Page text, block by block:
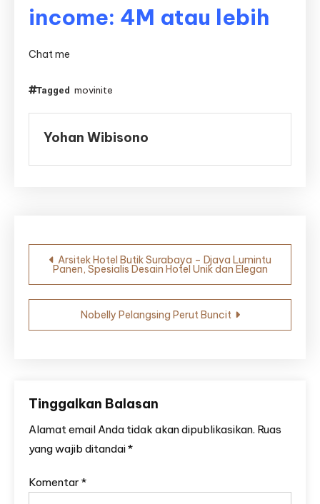
income: 4M atau lebih
Chat me
Tagged movinite
Yohan Wibisono
Navigasi
pos
Arsitek Hotel Butik Surabaya – Djava Lumintu
Panen, Spesialis Desain Hotel Unik dan Elegan
Nobelly Pelangsing Perut Buncit
Tinggalkan Balasan
Alamat email Anda tidak akan dipublikasikan. Ruas
yang wajib ditandai*
Komentar *